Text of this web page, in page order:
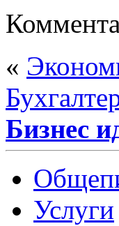
«
Бизнес
Услуги